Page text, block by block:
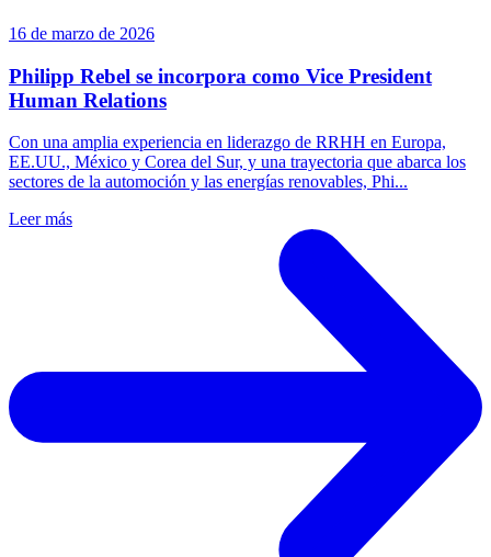
16 de marzo de 2026
Philipp Rebel se incorpora como Vice President
Human Relations
Con una amplia experiencia en liderazgo de RRHH en Europa,
EE.UU., México y Corea del Sur, y una trayectoria que abarca los
sectores de la automoción y las energías renovables, Phi...
Leer más